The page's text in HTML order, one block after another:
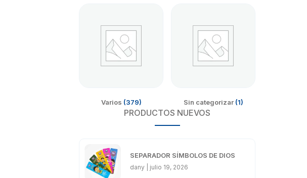
Varios (379) Sin categorizar (1)
PRODUCTOS NUEVOS
SEPARADOR SÍMBOLOS DE DIOS
dany julio 19, 2026